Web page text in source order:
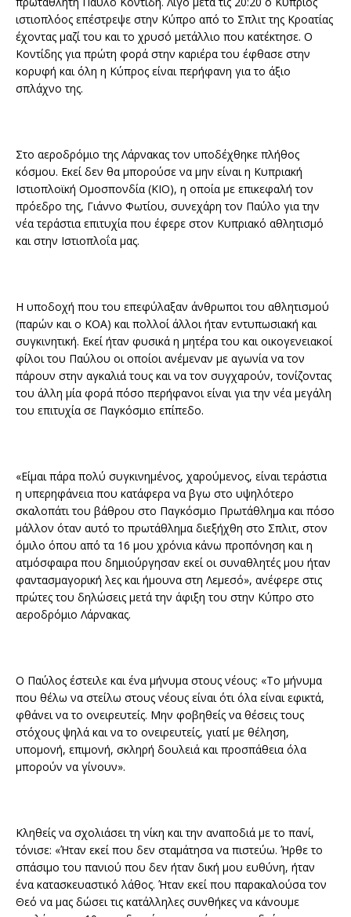
ιστιοπλόος επέστρεψε στην Κύπρο από το Σπλιτ της Κροατίας
έχοντας μαζί του και το χρυσό μετάλλιο που κατέκτησε. Ο
Κοντίδης για πρώτη φορά στην καριέρα του έφθασε στην
κορυφή και όλη η Κύπρος είναι περήφανη για το άξιο
σπλάχνο της.
Στο αεροδρόμιο της Λάρνακας τον υποδέχθηκε πλήθος
κόσμου. Εκεί δεν θα μπορούσε να μην είναι η Κυπριακή
Ιστιοπλοϊκή Ομοσπονδία (ΚΙΟ), η οποία με επικεφαλή τον
πρόεδρο της, Γιάννο Φωτίου, συνεχάρη τον Παύλο για την
νέα τεράστια επιτυχία που έφερε στον Κυπριακό αθλητισμό
και στην Ιστιοπλοΐα μας.
Η υποδοχή που του επεφύλαξαν άνθρωποι του αθλητισμού
(παρών και ο ΚΟΑ) και πολλοί άλλοι ήταν εντυπωσιακή και
συγκινητική. Εκεί ήταν φυσικά η μητέρα του και οικογενειακοί
φίλοι του Παύλου οι οποίοι ανέμεναν με αγωνία να τον
πάρουν στην αγκαλιά τους και να τον συγχαρούν, τονίζοντας
του άλλη μία φορά πόσο περήφανοι είναι για την νέα μεγάλη
του επιτυχία σε Παγκόσμιο επίπεδο.
«Είμαι πάρα πολύ συγκινημένος, χαρούμενος, είναι τεράστια
η υπερηφάνεια που κατάφερα να βγω στο υψηλότερο
σκαλοπάτι του βάθρου στο Παγκόσμιο Πρωτάθλημα και πόσο
μάλλον όταν αυτό το πρωτάθλημα διεξήχθη στο Σπλιτ, στον
όμιλο όπου από τα 16 μου χρόνια κάνω προπόνηση και η
ατμόσφαιρα που δημιούργησαν εκεί οι συναθλητές μου ήταν
φαντασμαγορική λες και ήμουνα στη Λεμεσό», ανέφερε στις
πρώτες του δηλώσεις μετά την άφιξη του στην Κύπρο στο
αεροδρόμιο Λάρνακας.
Ο Παύλος έστειλε και ένα μήνυμα στους νέους: «Το μήνυμα
που θέλω να στείλω στους νέους είναι ότι όλα είναι εφικτά,
φθάνει να το ονειρευτείς. Μην φοβηθείς να θέσεις τους
στόχους ψηλά και να το ονειρευτείς, γιατί με θέληση,
υπομονή, επιμονή, σκληρή δουλειά και προσπάθεια όλα
μπορούν να γίνουν».
Κληθείς να σχολιάσει τη νίκη και την αναποδιά με το πανί,
τόνισε: «Ήταν εκεί που δεν σταμάτησα να πιστεύω. Ήρθε το
σπάσιμο του πανιού που δεν ήταν δική μου ευθύνη, ήταν
ένα κατασκευαστικό λάθος. Ήταν εκεί που παρακαλούσα τον
Θεό να μας δώσει τις κατάλληλες συνθήκες να κάνουμε